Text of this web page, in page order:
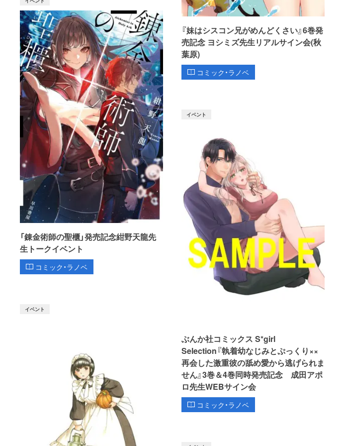
『妹はシスコン兄がめんどくさい』6巻発
売記念 ヨシミズ先生リアルサイン会(秋
葉原)
コミック・ラノベ
「錬金術師の聖櫃」発売記念紺野天龍先
生トークイベント
コミック・ラノベ
イベント
ぶんか社コミックス S*girl
Selection『執着幼なじみとぷっくり××
再会した激重彼の舐め愛から逃げられま
せん』3巻＆4巻同時発売記念 成田アポ
ロ先生WEBサイン会
コミック・ラノベ
イベント